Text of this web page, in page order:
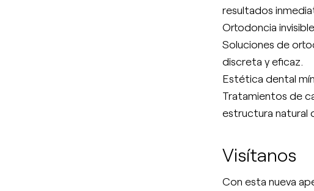
resultados
Ortodoncia
Soluciones de
discreta y eficaz.
Estética dental
Tratamientos de
estructura natural
Visítanos
Con esta nueva